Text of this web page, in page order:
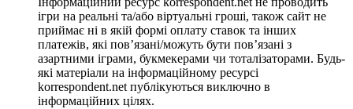
ігри на реальні та/або віртуальні гроші, також сайт не
приймає ні в якій формі оплату ставок та інших
платежів, які пов’язані/можуть бути пов’язані з
азартними іграми, букмекерами чи тоталізаторами. Будь-
які матеріали на інформаційному ресурсі
korrespondent.net публікуються виключно в
інформаційних цілях.